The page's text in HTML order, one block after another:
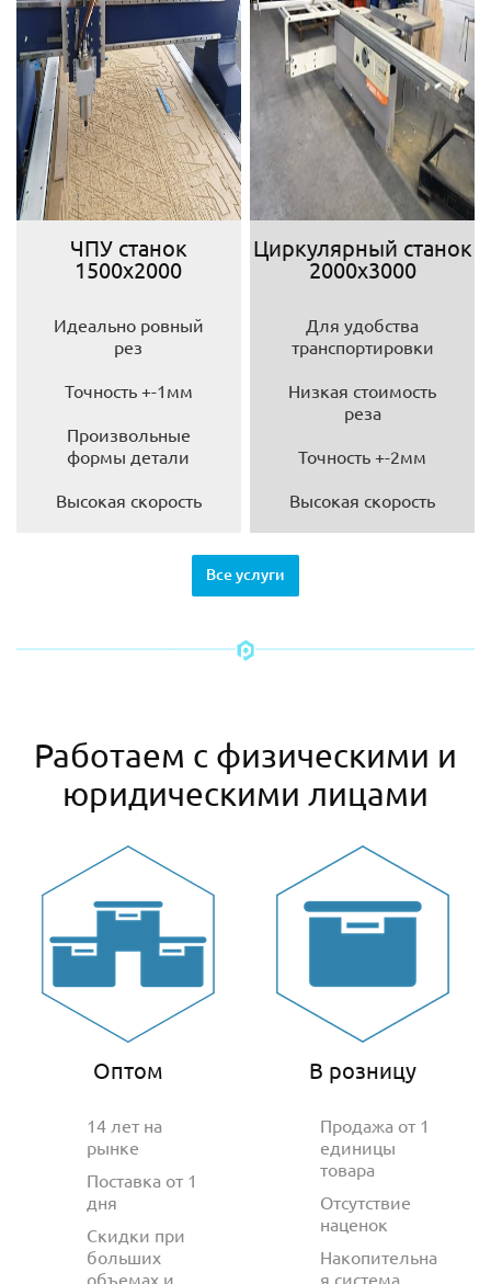
ЧПУ станок
1500х2000
Идеально ровный
рез
Точность +-1мм
Произвольные
формы детали
Высокая скорость
Циркулярный станок
2000х3000
Для удобства
транспортировки
Низкая стоимость
реза
Точность +-2мм
Высокая скорость
Все услуги
Работаем с физическими и
юридическими лицами
Оптом
14 лет на
рынке
Поставка от 1
дня
Скидки при
больших
объемах и
В розницу
Продажа от 1
единицы
товара
Отсутствие
наценок
Накопительна
я система